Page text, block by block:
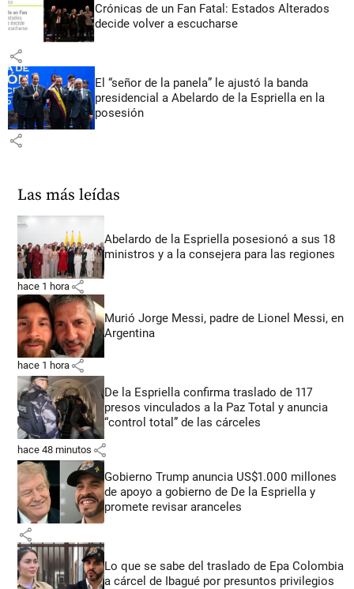
Crónicas de un Fan Fatal: Estados Alterados
decide volver a escucharse
share
El “señor de la panela” le ajustó la banda
presidencial a Abelardo de la Espriella en la
posesión
share
Las más leídas
Abelardo de la Espriella posesionó a sus 18
ministros y a la consejera para las regiones
hace 1 hora share
Murió Jorge Messi, padre de Lionel Messi, en
Argentina
hace 1 hora share
De la Espriella confirma traslado de 117
presos vinculados a la Paz Total y anuncia
“control total” de las cárceles
hace 48 minutos share
Gobierno Trump anuncia US$1.000 millones
de apoyo a gobierno de De la Espriella y
promete revisar aranceles
share
Lo que se sabe del traslado de Epa Colombia
a cárcel de Ibagué por presuntos privilegios